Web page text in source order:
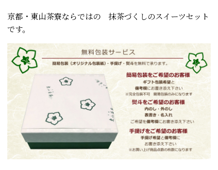
京都・東山茶寮ならではの 抹茶づくしのスイーツセット
です。